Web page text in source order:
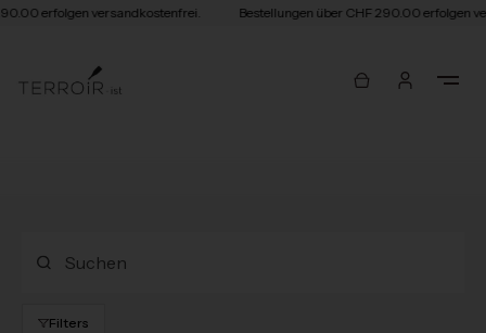
erfolgen versandkostenfrei. Bestellungen über CHF 290.00 erfolgen
Filters